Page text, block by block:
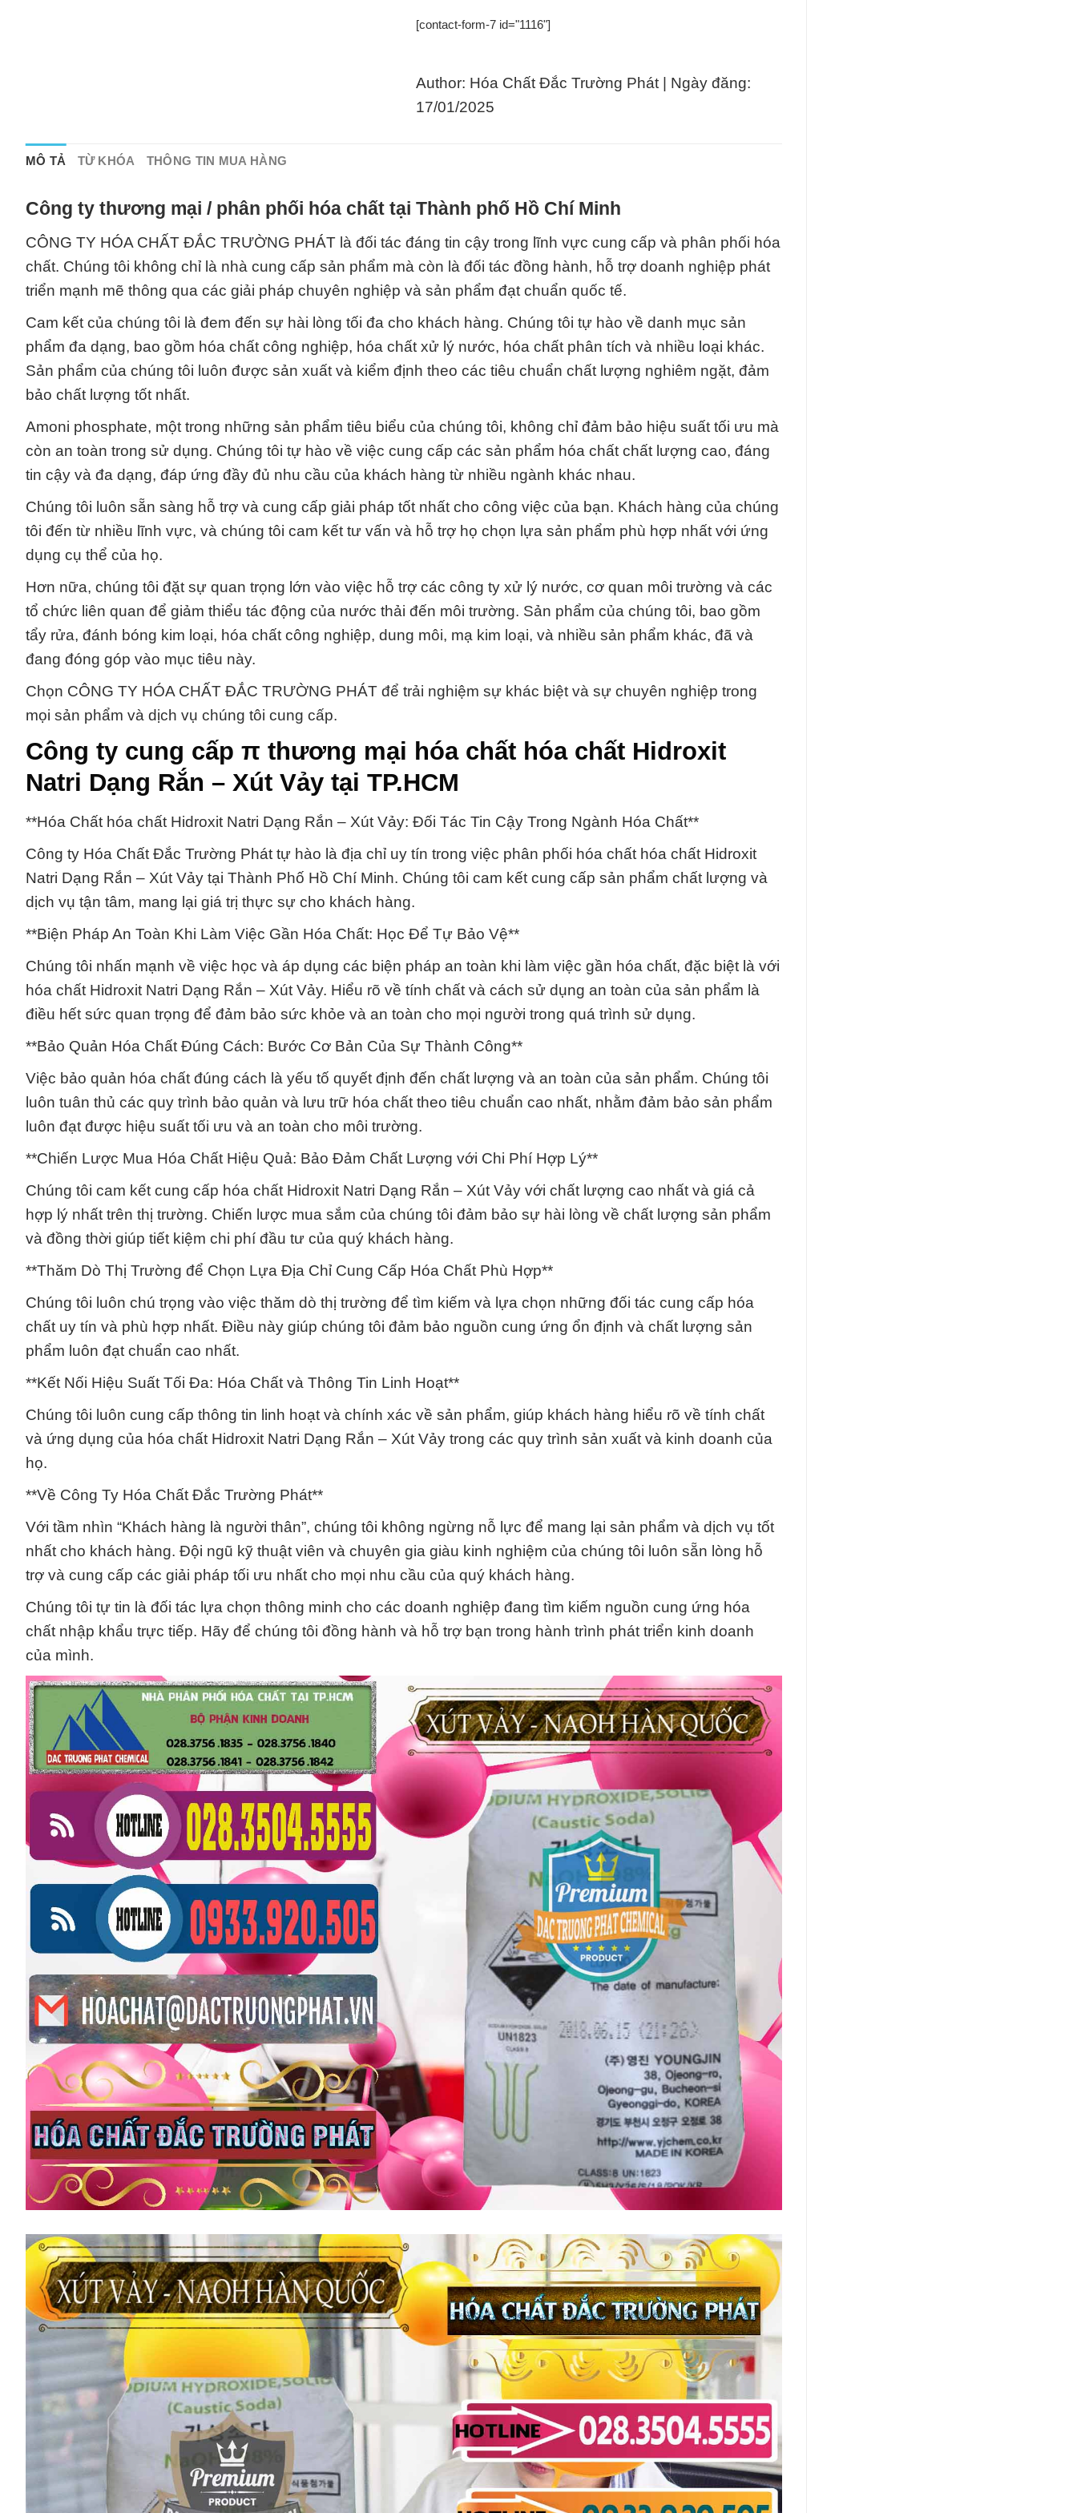
[contact-form-7 id="1116"]
Author: Hóa Chất Đắc Trường Phát | Ngày đăng:
17/01/2025
MÔ TẢ TỪ KHÓA THÔNG TIN MUA HÀNG
Công ty thương mại / phân phối hóa chất tại Thành phố Hồ Chí Minh
CÔNG TY HÓA CHẤT ĐẮC TRƯỜNG PHÁT là đối tác đáng tin cậy trong lĩnh vực cung cấp và phân phối hóa
chất. Chúng tôi không chỉ là nhà cung cấp sản phẩm mà còn là đối tác đồng hành, hỗ trợ doanh nghiệp phát
triển mạnh mẽ thông qua các giải pháp chuyên nghiệp và sản phẩm đạt chuẩn quốc tế.
Cam kết của chúng tôi là đem đến sự hài lòng tối đa cho khách hàng. Chúng tôi tự hào về danh mục sản
phẩm đa dạng, bao gồm hóa chất công nghiệp, hóa chất xử lý nước, hóa chất phân tích và nhiều loại khác.
Sản phẩm của chúng tôi luôn được sản xuất và kiểm định theo các tiêu chuẩn chất lượng nghiêm ngặt, đảm
bảo chất lượng tốt nhất.
Amoni phosphate, một trong những sản phẩm tiêu biểu của chúng tôi, không chỉ đảm bảo hiệu suất tối ưu mà
còn an toàn trong sử dụng. Chúng tôi tự hào về việc cung cấp các sản phẩm hóa chất chất lượng cao, đáng
tin cậy và đa dạng, đáp ứng đầy đủ nhu cầu của khách hàng từ nhiều ngành khác nhau.
Chúng tôi luôn sẵn sàng hỗ trợ và cung cấp giải pháp tốt nhất cho công việc của bạn. Khách hàng của chúng
tôi đến từ nhiều lĩnh vực, và chúng tôi cam kết tư vấn và hỗ trợ họ chọn lựa sản phẩm phù hợp nhất với ứng
dụng cụ thể của họ.
Hơn nữa, chúng tôi đặt sự quan trọng lớn vào việc hỗ trợ các công ty xử lý nước, cơ quan môi trường và các
tổ chức liên quan để giảm thiểu tác động của nước thải đến môi trường. Sản phẩm của chúng tôi, bao gồm
tẩy rửa, đánh bóng kim loại, hóa chất công nghiệp, dung môi, mạ kim loại, và nhiều sản phẩm khác, đã và
đang đóng góp vào mục tiêu này.
Chọn CÔNG TY HÓA CHẤT ĐẮC TRƯỜNG PHÁT để trải nghiệm sự khác biệt và sự chuyên nghiệp trong
mọi sản phẩm và dịch vụ chúng tôi cung cấp.
Công ty cung cấp π thương mại hóa chất hóa chất Hidroxit
Natri Dạng Rắn – Xút Vảy tại TP.HCM
**Hóa Chất hóa chất Hidroxit Natri Dạng Rắn – Xút Vảy: Đối Tác Tin Cậy Trong Ngành Hóa Chất**
Công ty Hóa Chất Đắc Trường Phát tự hào là địa chỉ uy tín trong việc phân phối hóa chất hóa chất Hidroxit
Natri Dạng Rắn – Xút Vảy tại Thành Phố Hồ Chí Minh. Chúng tôi cam kết cung cấp sản phẩm chất lượng và
dịch vụ tận tâm, mang lại giá trị thực sự cho khách hàng.
**Biện Pháp An Toàn Khi Làm Việc Gần Hóa Chất: Học Để Tự Bảo Vệ**
Chúng tôi nhấn mạnh về việc học và áp dụng các biện pháp an toàn khi làm việc gần hóa chất, đặc biệt là với
hóa chất Hidroxit Natri Dạng Rắn – Xút Vảy. Hiểu rõ về tính chất và cách sử dụng an toàn của sản phẩm là
điều hết sức quan trọng để đảm bảo sức khỏe và an toàn cho mọi người trong quá trình sử dụng.
**Bảo Quản Hóa Chất Đúng Cách: Bước Cơ Bản Của Sự Thành Công**
Việc bảo quản hóa chất đúng cách là yếu tố quyết định đến chất lượng và an toàn của sản phẩm. Chúng tôi
luôn tuân thủ các quy trình bảo quản và lưu trữ hóa chất theo tiêu chuẩn cao nhất, nhằm đảm bảo sản phẩm
luôn đạt được hiệu suất tối ưu và an toàn cho môi trường.
**Chiến Lược Mua Hóa Chất Hiệu Quả: Bảo Đảm Chất Lượng với Chi Phí Hợp Lý**
Chúng tôi cam kết cung cấp hóa chất Hidroxit Natri Dạng Rắn – Xút Vảy với chất lượng cao nhất và giá cả
hợp lý nhất trên thị trường. Chiến lược mua sắm của chúng tôi đảm bảo sự hài lòng về chất lượng sản phẩm
và đồng thời giúp tiết kiệm chi phí đầu tư của quý khách hàng.
**Thăm Dò Thị Trường để Chọn Lựa Địa Chỉ Cung Cấp Hóa Chất Phù Hợp**
Chúng tôi luôn chú trọng vào việc thăm dò thị trường để tìm kiếm và lựa chọn những đối tác cung cấp hóa
chất uy tín và phù hợp nhất. Điều này giúp chúng tôi đảm bảo nguồn cung ứng ổn định và chất lượng sản
phẩm luôn đạt chuẩn cao nhất.
**Kết Nối Hiệu Suất Tối Đa: Hóa Chất và Thông Tin Linh Hoạt**
Chúng tôi luôn cung cấp thông tin linh hoạt và chính xác về sản phẩm, giúp khách hàng hiểu rõ về tính chất
và ứng dụng của hóa chất Hidroxit Natri Dạng Rắn – Xút Vảy trong các quy trình sản xuất và kinh doanh của
họ.
**Về Công Ty Hóa Chất Đắc Trường Phát**
Với tầm nhìn “Khách hàng là người thân”, chúng tôi không ngừng nỗ lực để mang lại sản phẩm và dịch vụ tốt
nhất cho khách hàng. Đội ngũ kỹ thuật viên và chuyên gia giàu kinh nghiệm của chúng tôi luôn sẵn lòng hỗ
trợ và cung cấp các giải pháp tối ưu nhất cho mọi nhu cầu của quý khách hàng.
Chúng tôi tự tin là đối tác lựa chọn thông minh cho các doanh nghiệp đang tìm kiếm nguồn cung ứng hóa
chất nhập khẩu trực tiếp. Hãy để chúng tôi đồng hành và hỗ trợ bạn trong hành trình phát triển kinh doanh
của mình.